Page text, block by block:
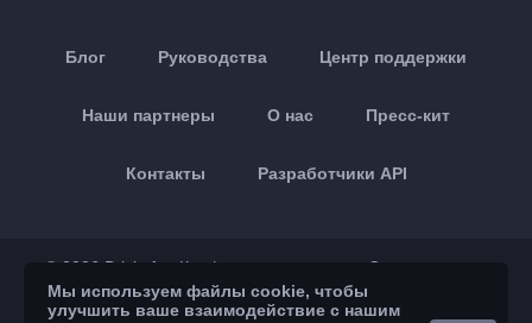
Блог Руководства Центр поддержки
Наши партнеры О нас Пресс-кит
Контакты Разработчики API
© 2026 Brickoft Конфиденциальность Статус сервиса
Мы используем файлы cookie, чтобы
улучшить ваше взаимодействие с нашим